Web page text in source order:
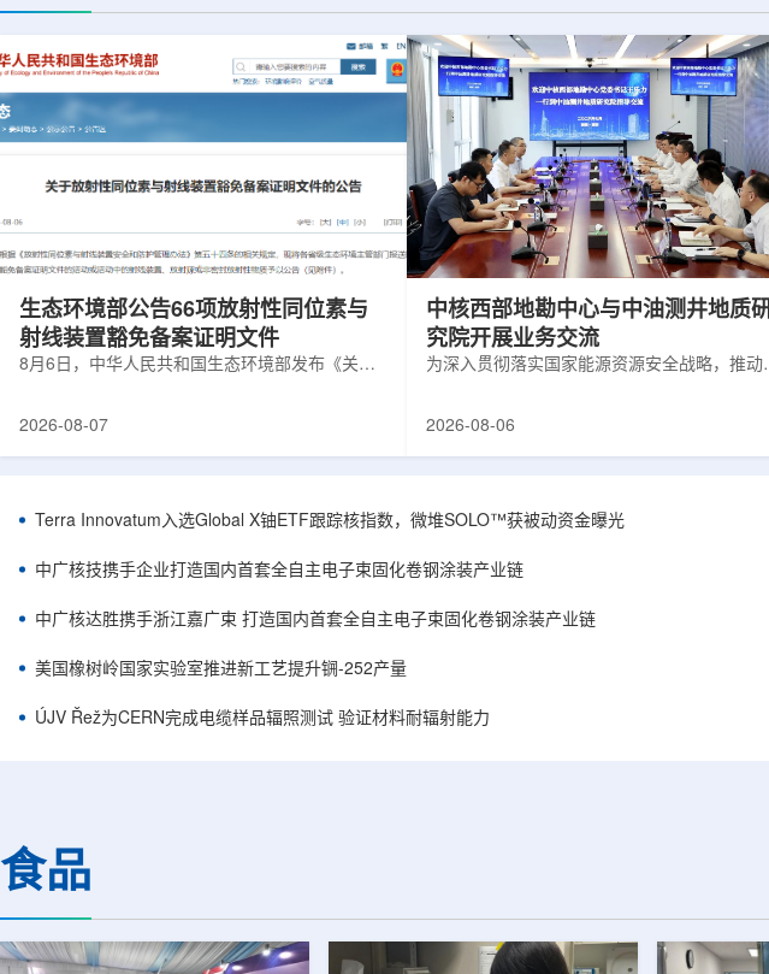
题...
加速...
工...
生态环境部公告66项放射性同位素与
射线装置豁免备案证明文件
8月6日，中华人民共和国生态环境部发布《关于
将各省级生态环境主管部门报送的、已获得豁免
置、放射源或非密封放射性物质予以公告。随公
告发布的汇总表共列出66项备案记录，涉及山
东、天津、上海、河北、四川、甘肃、安徽、河
南、辽宁等地相关单位。备案内容涵盖...
2026-08-07
中核西部地勘中心与中油测井地质
究院开展业务交流
为深入贯彻落实国家能源资源安全战略，推动
地质研究院，开展专项技术交流研讨。会上，
内油气测井成套装备、井下探测、岩石物理实
验、智能测井解释、深井探测及多源地质数据解
析等成熟技术体系，并结合实战案例分享了含油
气盆地铀矿勘查经验。王乐力介绍了西部中...
2026-08-06
Terra Innovatum入选Global X铀ETF跟踪核指数，微堆SOLO™获被动资金曝光
中广核技携手企业打造国内首套全自主电子束固化卷钢涂装产业链
中广核达胜携手浙江嘉广束 打造国内首套全自主电子束固化卷钢涂装产业链
美国橡树岭国家实验室推进新工艺提升锎-252产量
ÚJV Řež为CERN完成电缆样品辐照测试 验证材料耐辐射能力
食品